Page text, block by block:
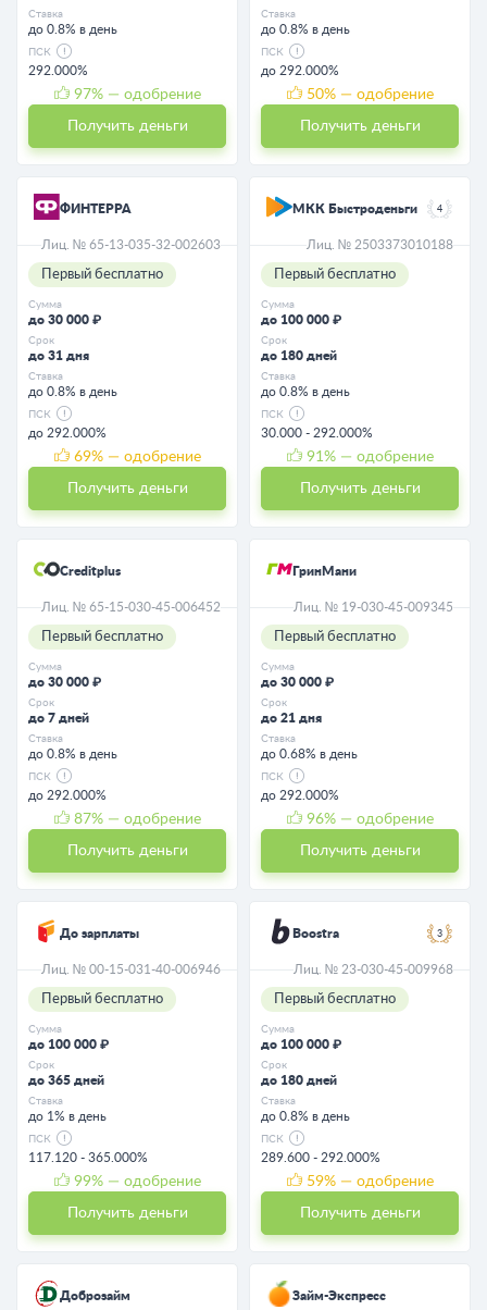
Ставка
до 0.8% в день
ПСК
292.000%
97% — одобрение
Получить деньги
Ставка
до 0.8% в день
ПСК
до 292.000%
50% — одобрение
Получить деньги
ФИНТЕРРА
Лиц. № 65-13-035-32-002603
Первый бесплатно
Сумма
до 30 000 ₽
Срок
до 31 дня
Ставка
до 0.8% в день
ПСК
до 292.000%
69% — одобрение
Получить деньги
МКК Быстроденьги 4
Лиц. № 2503373010188
Первый бесплатно
Сумма
до 100 000 ₽
Срок
до 180 дней
Ставка
до 0.8% в день
ПСК
30.000 - 292.000%
91 % — одобрение
Получить деньги
Creditplus
Лиц. № 65-15-030-45-006452
Первый бесплатно
Сумма
до 30 000 ₽
Срок
до 7 дней
Ставка
до 0.8% в день
ПСК
до 292.000%
87% — одобрение
Получить деньги
ГринМани
Лиц. № 19-030-45-009345
Первый бесплатно
Сумма
до 30 000 ₽
Срок
до 21 дня
Ставка
до 0.68% в день
ПСК
до 292.000%
96% — одобрение
Получить деньги
До зарплаты
Лиц. № 00-15-031-40-006946
Первый бесплатно
Сумма
до 100 000 ₽
Срок
до 365 дней
Ставка
до 1% в день
ПСК
117.120 - 365.000%
99% — одобрение
Получить деньги
Boostra 3
Лиц. № 23-030-45-009968
Первый бесплатно
Сумма
до 100 000 ₽
Срок
до 180 дней
Ставка
до 0.8% в день
ПСК
289.600 - 292.000%
59% — одобрение
Получить деньги
Доброзайм Займ-Экспресс